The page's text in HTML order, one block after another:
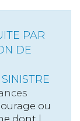
PAR
DE
ou